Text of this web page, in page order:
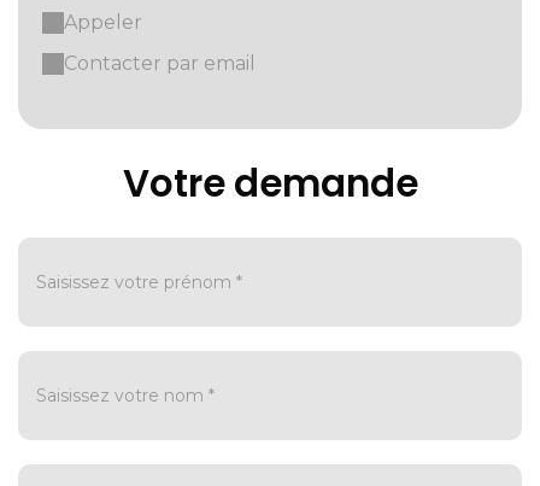
Votre demande
Appeler
Contacter par email